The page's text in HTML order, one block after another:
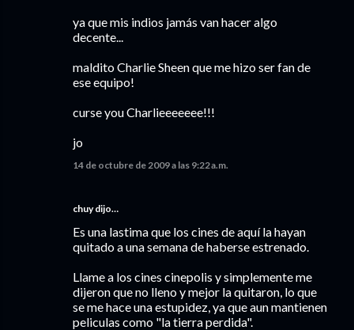
ya que mis indios jamás van hacer algo
decente...
maldito Charlie Sheen que me hizo ser fan de
ese equipo!
curse you Charlieeeeeee!!!
jo
14 de octubre de 2009 a las 9:22 a.m.
chuydijo…
Es una lastima que los cines de aquí la hayan
quitado a una semana de haberse estrenado.
Llame a los cines cinepolis y simplemente me
dijeron que no lleno y mejor la quitaron, lo que
se me hace una estupidez, ya que aun mantienen
peliculas como "la tierra perdida".